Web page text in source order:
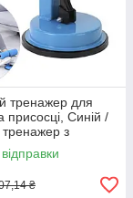
тренажер для
присосці, Синій /
з
/ Спортивне
₴